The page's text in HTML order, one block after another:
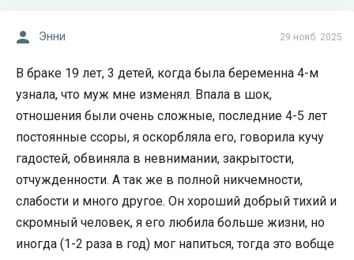
29 нояб. 2025
Энни
В браке 19 лет, 3 детей, когда была беременна 4-м
узнала, что муж мне изменял. Впала в шок,
отношения были очень сложные, последние 4-5 лет
постоянные ссоры, я оскорбляла его, говорила кучу
гадостей, обвиняла в невнимании, закрытости,
отчужденности. А так же в полной никчемности,
слабости и много другое. Он хороший добрый тихий и
скромный человек, я его любила больше жизни, но
иногда (1-2 раза в год) мог напиться, тогда это вобще